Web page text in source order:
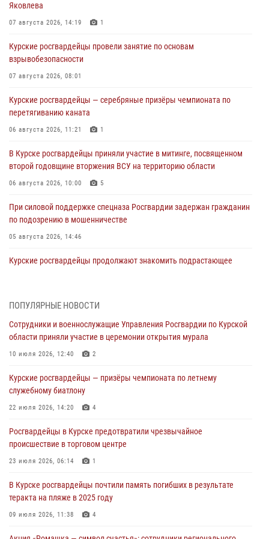
Яковлева
07 августа 2026, 14:19 1
Курские росгвардейцы провели занятие по основам
взрывобезопасности
07 августа 2026, 08:01
Курские росгвардейцы — серебряные призёры чемпионата по
перетягиванию каната
06 августа 2026, 11:21 1
В Курске росгвардейцы приняли участие в митинге, посвященном
второй годовщине вторжения ВСУ на территорию области
06 августа 2026, 10:00 5
При силовой поддержке спецназа Росгвардии задержан гражданин
по подозрению в мошенничестве
05 августа 2026, 14:46
Курские росгвардейцы продолжают знакомить подрастающее
оздоровительных лагерях
05 августа 2026, 09:51
сбыта крупной партии наркотиков
04 августа 2026, 12:52
85 владельцев оружия
04 августа 2026, 07:00
297 выездов по сигналу «тревога»
03 августа 2026, 09:46
ПОПУЛЯРНЫЕ НОВОСТИ
Сотрудники и военнослужащие Управления Росгвардии по Курской
области приняли участие в церемонии открытия мурала
10 июля 2026, 12:40 2
Курские росгвардейцы — призёры чемпионата по летнему
служебному биатлону
22 июля 2026, 14:20 4
Росгвардейцы в Курске предотвратили чрезвычайное
происшествие в торговом центре
23 июля 2026, 06:14 1
В Курске росгвардейцы почтили память погибших в результате
теракта на пляже в 2025 году
09 июля 2026, 11:38 4